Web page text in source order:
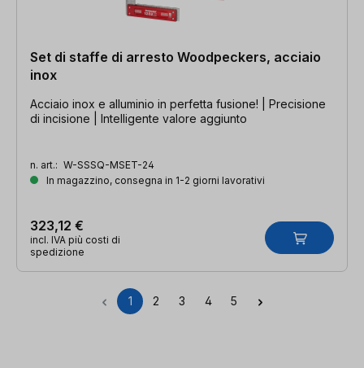
Set di staffe di arresto Woodpeckers, acciaio
inox
Acciaio inox e alluminio in perfetta fusione! | Precisione
di incisione | Intelligente valore aggiunto
n. art.: W-SSSQ-MSET-24
In magazzino, consegna in 1-2 giorni lavorativi
323,12 €
incl. IVA più costi di
spedizione
Pagina
1 Pagina
2 Pagina
3 Pagina
4 Pagina
5